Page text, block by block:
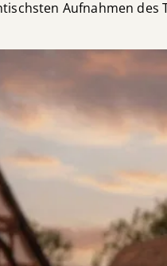
Aufnahmen des